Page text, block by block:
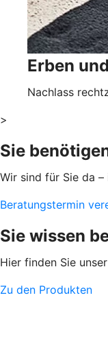
Erben
Nachlass
>
Sie
Wir sind für Sie da
Beratungstermin
Sie wissen
Hier finden Sie
Zu den Produkten